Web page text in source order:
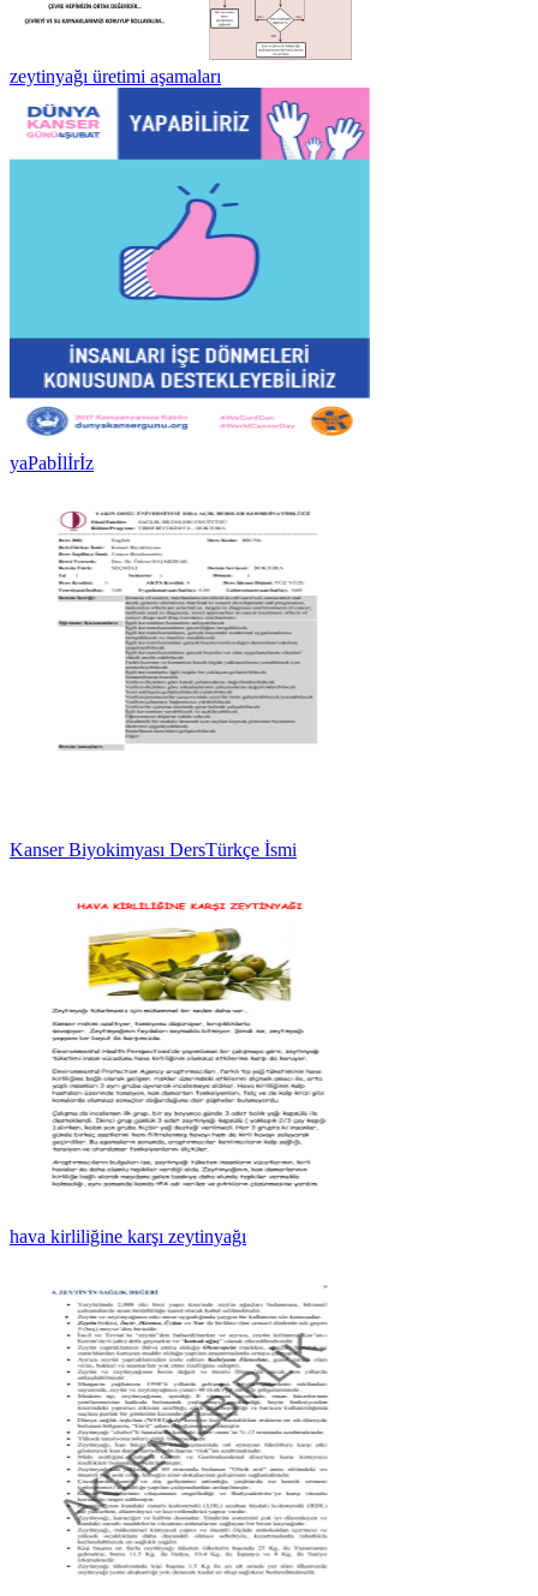
zeytinyağı üretimi aşamaları
yaPabİlİrİz
Kanser Biyokimyası DersTürkçe İsmi
hava kirliliğine karşı zeytinyağı